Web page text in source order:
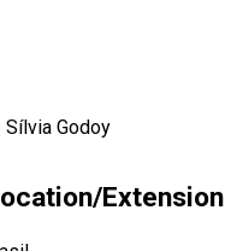
Sílvia Godoy
Extension